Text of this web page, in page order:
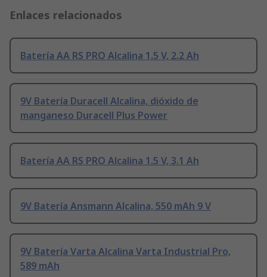
Enlaces relacionados
Batería AA RS PRO Alcalina 1.5 V, 2.2 Ah
9V Batería Duracell Alcalina, dióxido de
manganeso Duracell Plus Power
Batería AA RS PRO Alcalina 1.5 V, 3.1 Ah
9V Batería Ansmann Alcalina, 550 mAh 9 V
9V Batería Varta Alcalina Varta Industrial Pro,
589 mAh